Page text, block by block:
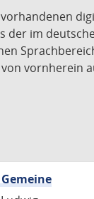
im
vornherein